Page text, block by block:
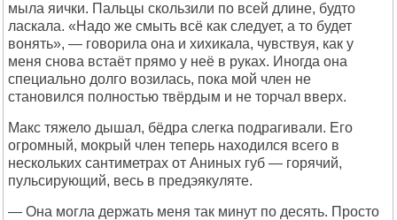
мыла яички. Пальцы скользили по всей длине, будто
ласкала. «Надо же смыть всё как следует, а то будет
вонять», — говорила она и хихикала, чувствуя, как у
меня снова встаёт прямо у неё в руках. Иногда она
специально долго возилась, пока мой член не
становился полностью твёрдым и не торчал вверх.
Макс тяжело дышал, бёдра слегка подрагивали. Его
огромный, мокрый член теперь находился всего в
нескольких сантиметрах от Аниных губ — горячий,
пульсирующий, весь в предэякуляте.
— Она могла держать меня так минут по десять. Просто